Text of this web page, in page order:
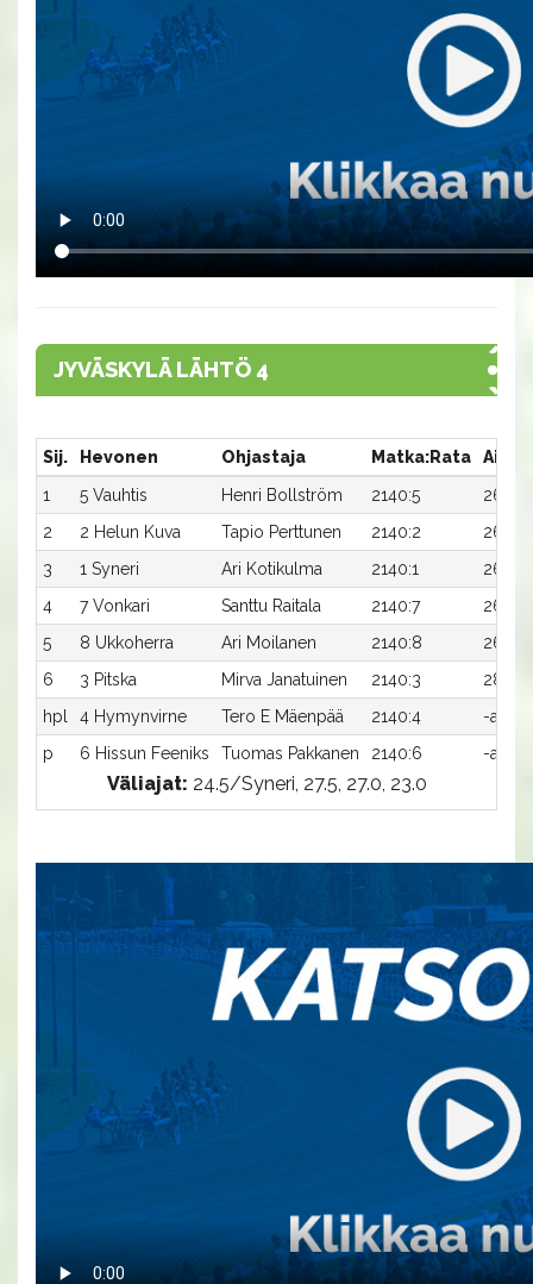
JYVÄSKYLÄ LÄHTÖ 4
Sij. Hevonen Ohjastaja Matka:Rata
Aika
1
5 Vauhtis Henri Bollström 2140:5
26,0a
2
2 Helun Kuva Tapio Perttunen 2140:2
26,5a
3
1 Syneri Ari Kotikulma 2140:1
26,6a
4
7 Vonkari Santtu Raitala 2140:7
26,7a
5
8 Ukkoherra Ari Moilanen 2140:8
26,7ax
6
3 Pitska Mirva Janatuinen 2140:3
28,0a
hpl
4 Hymynvirne Tero E Mäenpää 2140:4
-a
p
6 Hissun Feeniks Tuomas Pakkanen 2140:6 -a
Väliajat: 24.5/Syneri, 27.5, 27.0, 23.0